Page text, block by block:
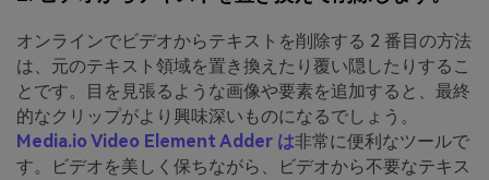
オンラインでビデオからテキストを削除する 2 番目の方法
は、元のテキスト領域を置き換えたり覆い隠したりするこ
とです。目を見張るような画像や要素を追加すると、最終
的なクリップがより興味深いものになるでしょう。
Media.io Video Element Adder は非常に便利なツールで
す。ビデオを美しく保ちながら、ビデオから不要なテキス